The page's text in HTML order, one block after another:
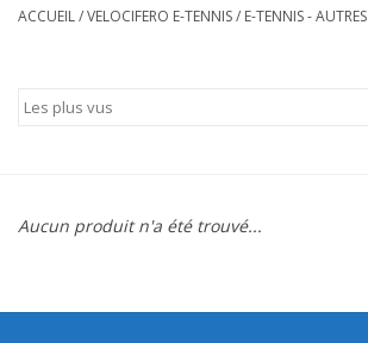
Accessoires
ACCUEIL/VELOCIFERO E-TENNIS/ E-TENNIS - AUTRES
Aucun produit n'a été trouvé...